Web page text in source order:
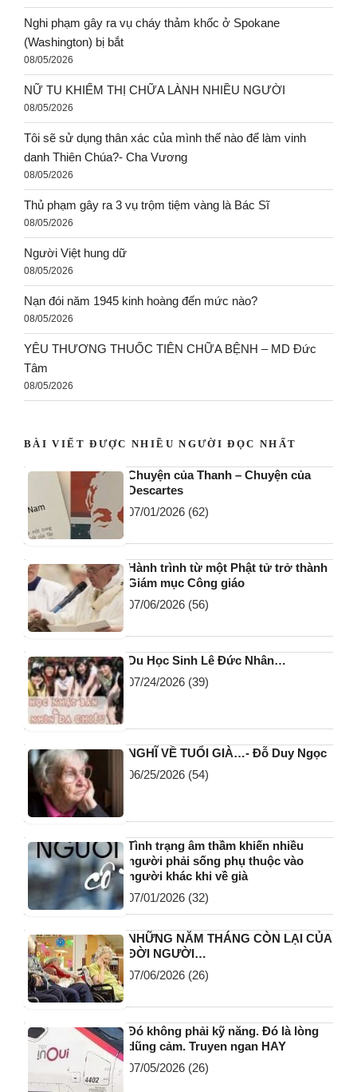
Nghi phạm gây ra vụ cháy thảm khốc ở Spokane
(Washington) bị bắt
08/05/2026
NỮ TU KHIẾM THỊ CHỮA LÀNH NHIỀU NGƯỜI
08/05/2026
Tôi sẽ sử dụng thân xác của mình thế nào để làm vinh
danh Thiên Chúa?- Cha Vương
08/05/2026
Thủ phạm gây ra 3 vụ trộm tiệm vàng là Bác Sĩ
08/05/2026
Người Việt hung dữ
08/05/2026
Nạn đói năm 1945 kinh hoàng đến mức nào?
08/05/2026
YÊU THƯƠNG THUỐC TIÊN CHỮA BỆNH – MD Đức
Tâm
08/05/2026
BÀI VIẾT ĐƯỢC NHIỀU NGƯỜI ĐỌC NHẤT
Chuyện của Thanh – Chuyện của
Descartes
07/01/2026 (62)
Hành trình từ một Phật tử trở thành
Giám mục Công giáo
07/06/2026 (56)
Du Học Sinh Lê Đức Nhân…
07/24/2026 (39)
NGHĨ VỀ TUỔI GIÀ…- Đỗ Duy Ngọc
06/25/2026 (54)
Tình trạng âm thầm khiến nhiều
người phải sống phụ thuộc vào
người khác khi về già
07/01/2026 (32)
NHỮNG NĂM THÁNG CÒN LẠI CỦA
ĐỜI NGƯỜI…
07/06/2026 (26)
Đó không phải kỹ năng. Đó là lòng
dũng cảm. Truyen ngan HAY
07/05/2026 (26)